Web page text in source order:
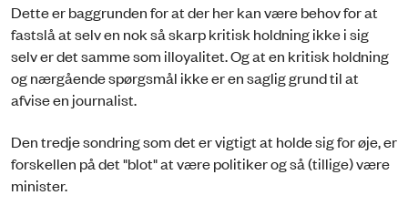
Dette er baggrunden for at der her kan være behov for at
fastslå at selv en nok så skarp kritisk holdning ikke i sig
selv er det samme som illoyalitet. Og at en kritisk holdning
og nærgående spørgsmål ikke er en saglig grund til at
afvise en journalist.
Den tredje sondring som det er vigtigt at holde sig for øje, er
forskellen på det "blot" at være politiker og så (tillige) være
minister.